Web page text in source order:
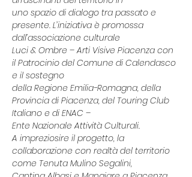
uno spazio di dialogo tra passato e
presente. L’iniziativa è promossa
dall’associazione culturale
Luci & Ombre – Arti Visive Piacenza con
il Patrocinio del Comune di Calendasco
e il sostegno
della Regione Emilia-Romagna, della
Provincia di Piacenza, del Touring Club
Italiano e di ENAC –
Ente Nazionale Attività Culturali.
A impreziosire il progetto, la
collaborazione con realtà del territorio
come Tenuta Mulino Segalini,